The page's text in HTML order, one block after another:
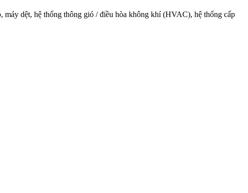
máy dệt, hệ thống thông gió / điều hòa không khí (HVAC), hệ thống cấp